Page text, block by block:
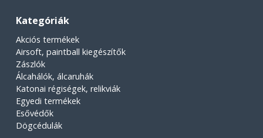
Kategóriák
Akciós termékek
Airsoft, paintball kiegészítők
Zászlók
Álcahálók, álcaruhák
Katonai régiségek, relikviák
Egyedi termékek
Esővédők
Dögcédulák